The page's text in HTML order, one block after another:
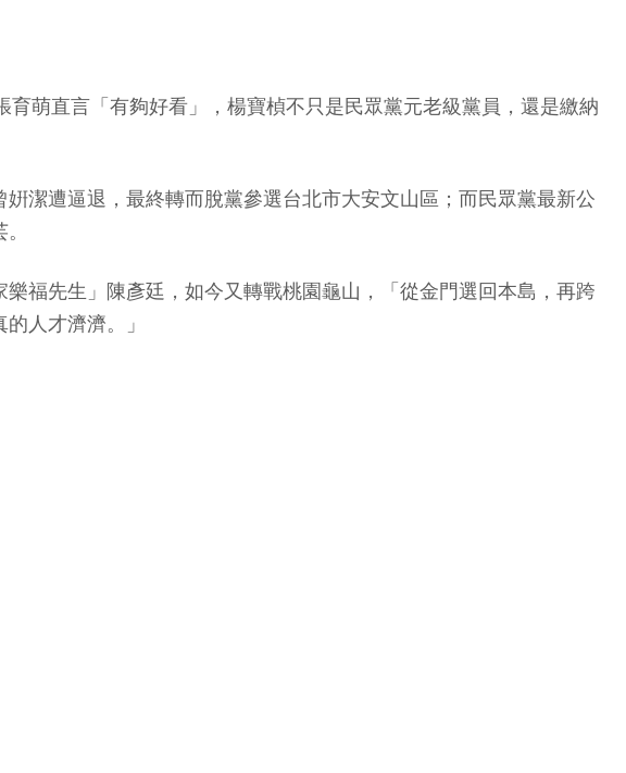
萌直言「有夠好看」，楊寶楨不只是民眾黨元老級黨員，還是繳納
潔遭逼退，最終轉而脫黨參選台北市大安文山區；而民眾黨最新公
福先生」陳彥廷，如今又轉戰桃園龜山，「從金門選回本島，再跨
人才濟濟。」